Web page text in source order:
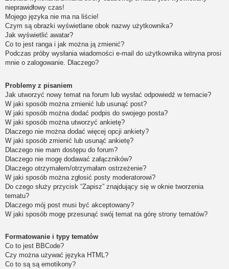
nieprawidłowy czas!
Mojego języka nie ma na liście!
Czym są obrazki wyświetlane obok nazwy użytkownika?
Jak wyświetlić awatar?
Co to jest ranga i jak można ją zmienić?
Podczas próby wysłania wiadomości e-mail do użytkownika witryna prosi
mnie o zalogowanie. Dlaczego?
Problemy z pisaniem
Jak utworzyć nowy temat na forum lub wysłać odpowiedź w temacie?
W jaki sposób można zmienić lub usunąć post?
W jaki sposób można dodać podpis do swojego posta?
W jaki sposób można utworzyć ankietę?
Dlaczego nie można dodać więcej opcji ankiety?
W jaki sposób zmienić lub usunąć ankietę?
Dlaczego nie mam dostępu do forum?
Dlaczego nie mogę dodawać załączników?
Dlaczego otrzymałem/otrzymałam ostrzeżenie?
W jaki sposób można zgłosić posty moderatorowi?
Do czego służy przycisk “Zapisz” znajdujący się w oknie tworzenia
tematu?
Dlaczego mój post musi być akceptowany?
W jaki sposób mogę przesunąć swój temat na górę strony tematów?
Formatowanie i typy tematów
Co to jest BBCode?
Czy można używać języka HTML?
Co to są są emotikony?